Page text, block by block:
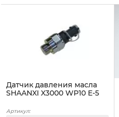
Датчик давления масла
SHAANXI X3000 WP10 E-5
Артикул: